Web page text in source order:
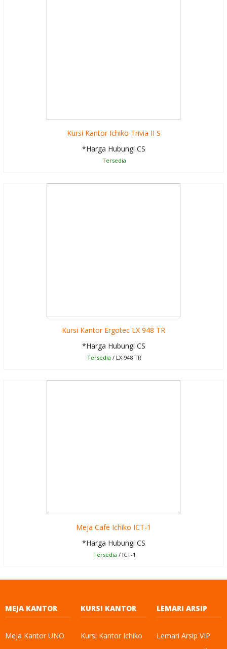
Kursi Kantor Ichiko Trivia II S
*Harga Hubungi CS
Tersedia
Kursi Kantor Ergotec LX 948 TR
*Harga Hubungi CS
Tersedia / LX 948 TR
Meja Cafe Ichiko ICT-1
*Harga Hubungi CS
Tersedia / ICT-1
MEJA KANTOR
Meja Kantor UNO
KURSI KANTOR
Kursi Kantor Ichiko
LEMARI ARSIP
Lemari Arsip VIP